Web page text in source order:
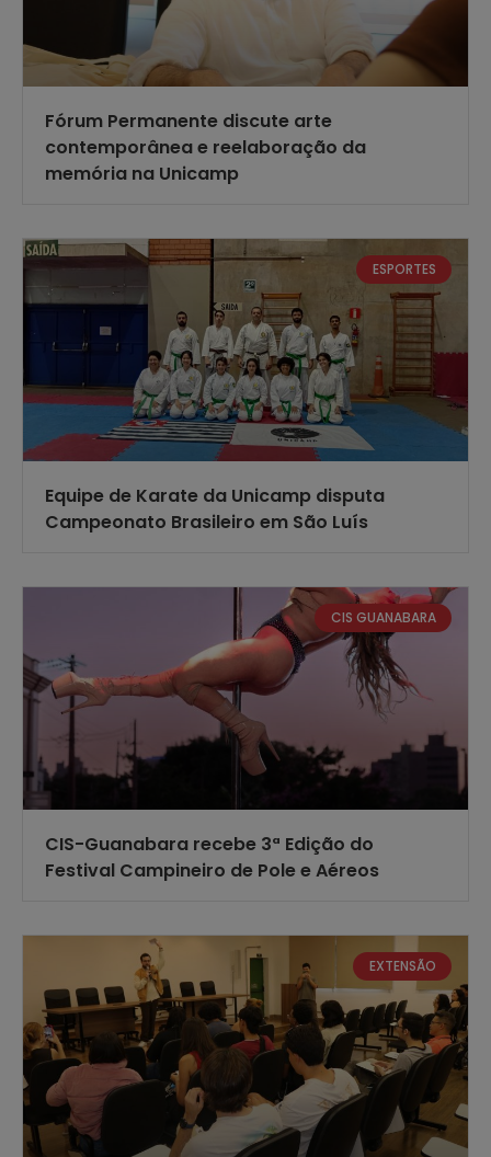
Fórum Permanente discute arte
contemporânea e reelaboração da
memória na Unicamp
ESPORTES
Equipe de Karate da Unicamp disputa
Campeonato Brasileiro em São Luís
CIS GUANABARA
CIS-Guanabara recebe 3ª Edição do
Festival Campineiro de Pole e Aéreos
EXTENSÃO